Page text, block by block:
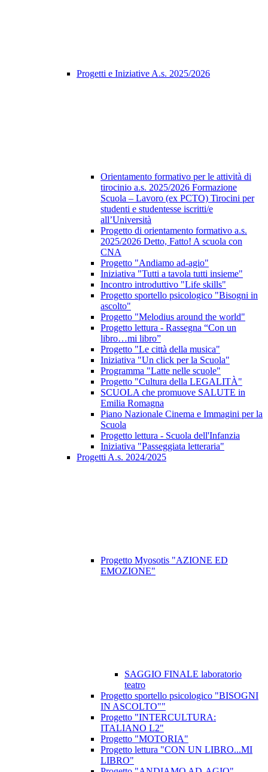
Progetti e Iniziative A.s. 2025/2026
Orientamento formativo per le attività di
tirocinio a.s. 2025/2026 Formazione
Scuola – Lavoro (ex PCTO) Tirocini per
studenti e studentesse iscritti/e
all’Università
Progetto di orientamento formativo a.s.
2025/2026 Detto, Fatto! A scuola con
CNA
Progetto "Andiamo ad-agio"
Iniziativa "Tutti a tavola tutti insieme"
Incontro introduttivo "Life skills"
Progetto sportello psicologico "Bisogni in
ascolto"
Progetto "Melodius around the world"
Progetto lettura - Rassegna “Con un
libro…mi libro”
Progetto "Le città della musica"
Iniziativa "Un click per la Scuola"
Programma "Latte nelle scuole"
Progetto "Cultura della LEGALITÀ"
SCUOLA che promuove SALUTE in
Emilia Romagna
Piano Nazionale Cinema e Immagini per la
Scuola
Progetto lettura - Scuola dell'Infanzia
Iniziativa "Passeggiata letteraria"
Progetti A.s. 2024/2025
Progetto Myosotis "AZIONE ED
EMOZIONE"
SAGGIO FINALE laboratorio
teatro
Progetto sportello psicologico "BISOGNI
IN ASCOLTO""
Progetto "INTERCULTURA:
ITALIANO L2"
Progetto "MOTORIA"
Progetto lettura "CON UN LIBRO...MI
LIBRO"